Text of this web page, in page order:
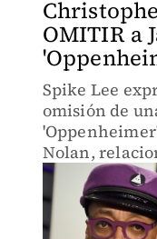
OMITIR a
Spike Lee
omisión de
Nolan,
Japón.